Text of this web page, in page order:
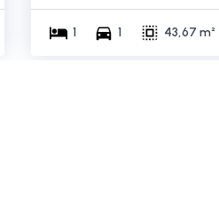
1 1 43,67 m²